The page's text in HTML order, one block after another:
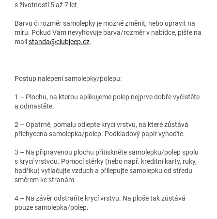
s životností 5 až 7 let.
Barvu či rozměr samolepky je možné změnit, nebo upravit na
míru. Pokud Vám nevyhovuje barva/rozměr v nabídce, pište na
mail standa@clubjeep.cz.
Postup nalepení samolepky/polepu:
1 – Plochu, na kterou aplikujeme polep nejprve dobře vyčistěte
a odmastěte.
2 – Opatrně, pomalu odlepte krycí vrstvu, na které zůstává
přichycena samolepka/polep. Podkladový papír vyhoďte.
3 – Na připravenou plochu přitiskněte samolepku/polep spolu
s krycí vrstvou. Pomocí stěrky (nebo např. kreditní karty, ruky,
hadříku) vytlačujte vzduch a přilepujte samolepku od středu
směrem ke stranám.
4 – Na závěr odstraňte krycí vrstvu. Na ploše tak zůstává
pouze samolepka/polep.